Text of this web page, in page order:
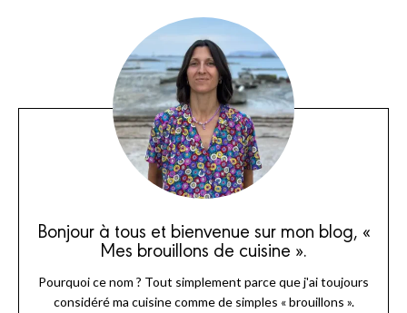
Bonjour à tous et bienvenue sur mon blog, «
Mes brouillons de cuisine ».
Pourquoi ce nom ? Tout simplement parce que j'ai toujours
considéré ma cuisine comme de simples « brouillons ».